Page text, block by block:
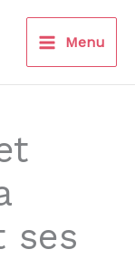
Menu
ses